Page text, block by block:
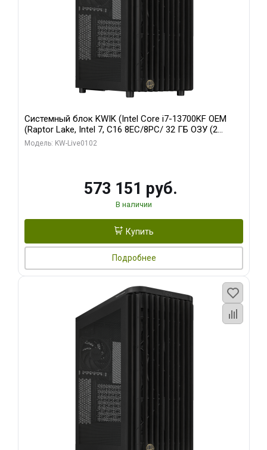
Системный блок KWIK (Intel Core i7-13700KF OEM
(Raptor Lake, Intel 7, C16 8EC/8PC/ 32 ГБ ОЗУ (2
модуля)/ Afox RTX4090 24GB GDDR6X 384-Bit 3xDP
Модель: KW-Live0102
573 151 руб.
В наличии
Купить
Подробнее